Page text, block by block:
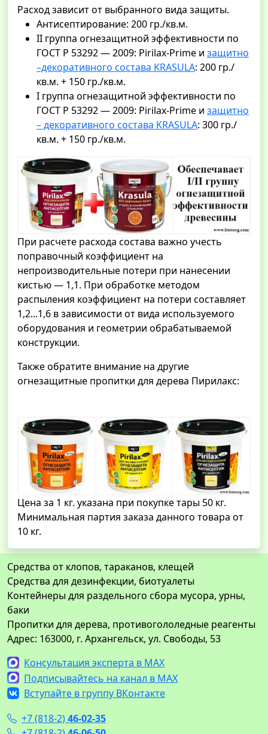
Расход зависит от выбранного вида защиты.
Антисептирование: 200 гр./кв.м.
II группа огнезащитной эффективности по
ГОСТ Р 53292 — 2009: Pirilax-Prime и защитно
–декоративного состава KRASULA: 200 гр./
кв.м. + 150 гр./кв.м.
I группа огнезащитной эффективности по
ГОСТ Р 53292 — 2009: Pirilax-Prime и защитно
– декоративного состава KRASULA: 300 гр./
кв.м. + 150 гр./кв.м.
При расчете расхода состава важно учесть
поправочный коэффициент на
непроизводительные потери при нанесении
кистью — 1,1. При обработке методом
распыления коэффициент на потери составляет
1,2...1,6 в зависимости от вида используемого
оборудования и геометрии обрабатываемой
конструкции.
Также обратите внимание на другие
огнезащитные пропитки для дерева Пирилакс:
Цена за 1 кг. указана при покупке тары 50 кг.
Минимальная партия заказа данного товара от
10 кг.
Средства от клопов, тараканов, клещей
Средства для дезинфекции, биотуалеты
Контейнеры для раздельного сбора мусора, урны,
баки
Пропитки для дерева, противогололедные реагенты
Адрес: 163000, г. Архангельск, ул. Свободы, 53
Консультация эксперта в MAX
Подписывайтесь на канал в MAX
Вступайте в группу ВКонтакте
+7 (818-2)46-02-35